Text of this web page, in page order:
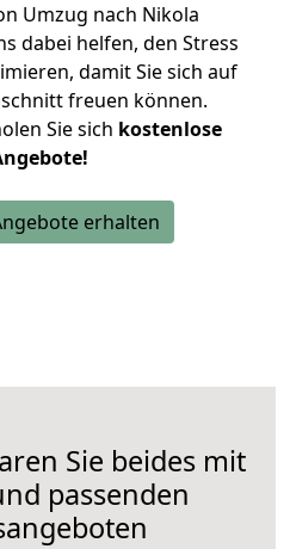
Umzug nach Nikola
dabei helfen, den Stress
damit Sie sich auf
freuen können.
Sie sich kostenlose
erhalten
Sie beides mit
passenden